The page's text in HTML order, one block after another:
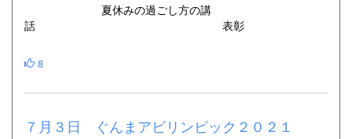
夏休みの過ごし方の講
話 表彰
8
７月３日 ぐんまアビリンピック２０２１